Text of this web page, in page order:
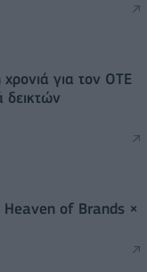
για τον ΟΤΕ
δεικτών
Heaven of Brands ×